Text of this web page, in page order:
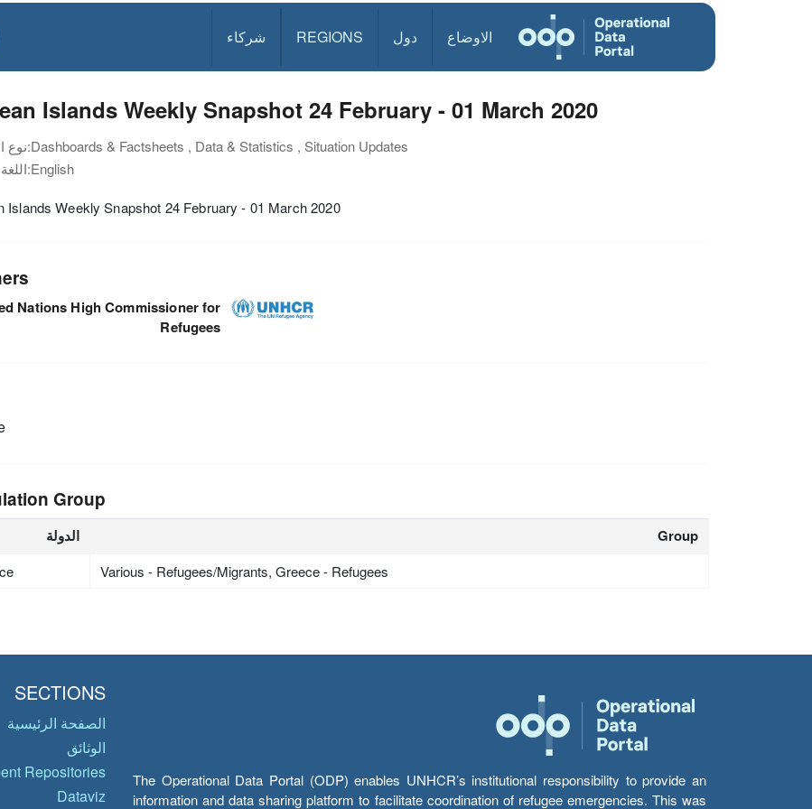
الاوضاع دول REGIONS شركاء
Islands Weekly Snapshot 24 February - 01 March 2020
نوع الوثيقة:Dashboards & Factsheets , Data & Statistics , Situation Updates
اللغة:English
Islands Weekly Snapshot 24 February - 01 March 2020
Nations High Commissioner for
Refugees
Group
الدولة Group
Various - Refugees/Migrants, Greece - Refugees
The Operational Data Portal (ODP) enables UNHCR’s institutional responsibility to provide an
information and data sharing platform to facilitate coordination of refugee emergencies. This was
SECTIONS
الصفحة الرئيسية
الوثائق
Repositories
Dataviz